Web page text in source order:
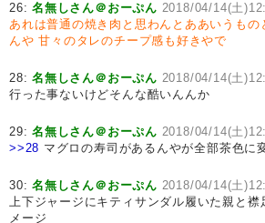
26:名無しさん＠おーぷん 2018/04/14(土
あれは普通の焼き肉と思わんとああいうもの
んや 甘々のタレのチープ感も好きやで
28:名無しさん＠おーぷん 2018/04/14(土
行った事ないけどそんな酷いんんか
29:名無しさん＠おーぷん 2018/04/14(土
>>28 マグロの寿司があるんやが全部茶色に
30:名無しさん＠おーぷん 2018/04/14(土
上下ジャージにキティサンダル履いた親と襟
メージ